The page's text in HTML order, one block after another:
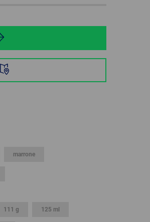
SWEDEN
SWITZERLAND
marrone
111 g 125 ml